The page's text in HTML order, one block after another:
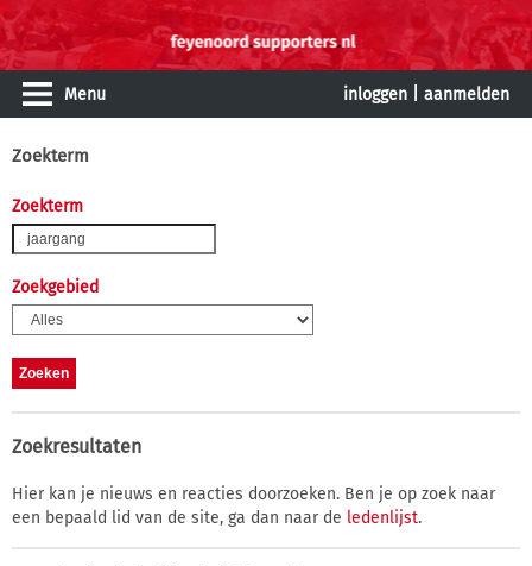
Menu inloggen aanmelden
Zoekterm
Zoekterm
Zoekgebied
Zoekresultaten
Hier kan je nieuws en reacties doorzoeken. Ben je op zoek naar
een bepaald lid van de site, ga dan naar de ledenlijst.